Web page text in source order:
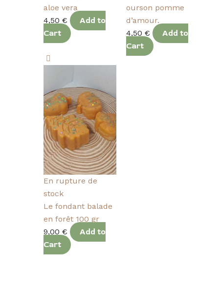
aloe vera
4,50 €
Add to
Cart
ourson pomme
d’amour.
4,50 €
Add to
Cart
En rupture de
stock
Le fondant balade
en forêt 100 gr
9,00 €
Add to
Cart